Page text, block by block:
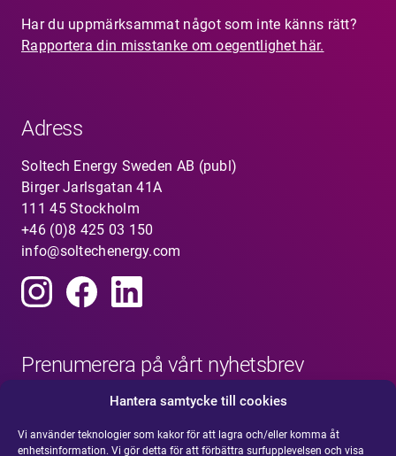
Hantera samtycke till cookies
Vi använder teknologier som kakor för att lagra och/eller komma åt
enhetsinformation. Vi gör detta för att förbättra surfupplevelsen och visa
Har du uppmärksammat något som inte känns rätt?
Rapportera din misstanke om oegentlighet här.
Adress
Soltech Energy Sweden AB (publ)
Birger Jarlsgatan 41A
111 45 Stockholm
+46 (0)8 425 03 150
info@soltechenergy.com
Prenumerera på vårt nyhetsbrev